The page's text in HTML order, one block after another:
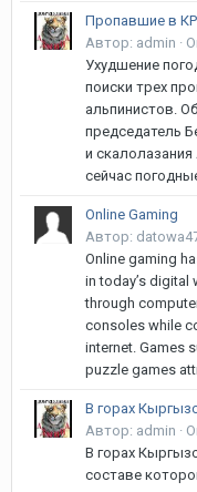
Автор: admin ·
Ухудшение
поиски трех
альпинистов.
председатель
и
сейчас
Online Gaming
Автор:
Online gaming
in today’s
through
consoles while
internet. Games
puzzle games
Автор: admin ·
В горах
составе